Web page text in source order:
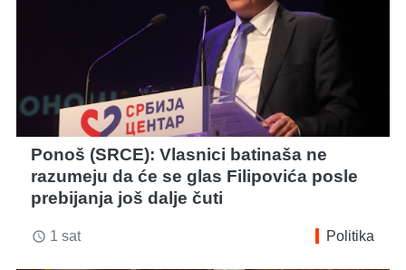
Ponoš (SRCE): Vlasnici batinaša ne
razumeju da će se glas Filipovića posle
prebijanja još dalje čuti
access_time 1 sat Politika